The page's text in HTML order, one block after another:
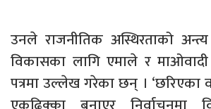
उनले राजनीतिक अस्थिरताको
विकासका लागि एमाले र
पत्रमा उल्लेख गरेका छन् । ‘छरिएका